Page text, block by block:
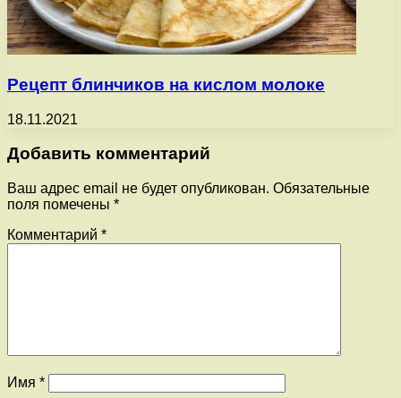
Рецепт блинчиков на кислом молоке
18.11.2021
Добавить комментарий
Ваш адрес email не будет опубликован. Обязательные
поля помечены *
Комментарий *
Имя *